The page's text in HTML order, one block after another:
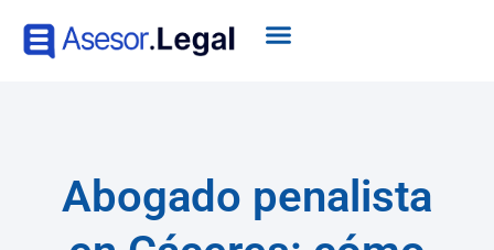
Abogado penalista